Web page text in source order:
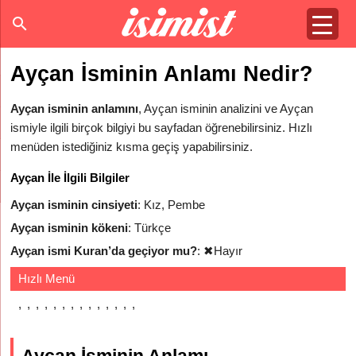
Ayçan İsminin Anlamı Nedir?
Ayçan isminin anlamını, Ayçan isminin analizini ve Ayçan
ismiyle ilgili birçok bilgiyi bu sayfadan öğrenebilirsiniz. Hızlı
menüden istediğiniz kısma geçiş yapabilirsiniz.
Ayçan İle İlgili Bilgiler
Ayçan isminin cinsiyeti: Kız, Pembe
Ayçan isminin kökeni: Türkçe
Ayçan ismi Kuran’da geçiyor mu?: ✖Hayır
Hızlı Menü